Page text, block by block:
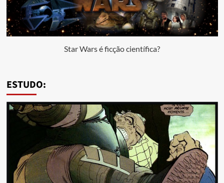
Star Wars é ficção científica?
ESTUDO: